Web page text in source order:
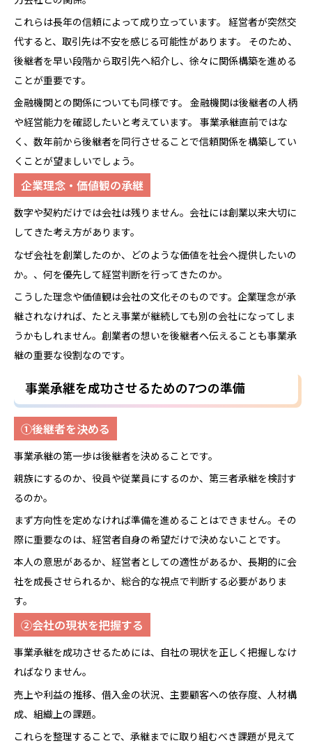
これらは長年の信頼によって成り立っています。 経営者が突然交
代すると、取引先は不安を感じる可能性があります。 そのため、
後継者を早い段階から取引先へ紹介し、徐々に関係構築を進める
ことが重要です。
金融機関との関係についても同様です。 金融機関は後継者の人柄
や経営能力を確認したいと考えています。 事業承継直前ではな
く、数年前から後継者を同行させることで信頼関係を構築してい
くことが望ましいでしょう。
企業理念・価値観の承継
数字や契約だけでは会社は残りません。会社には創業以来大切に
してきた考え方があります。
なぜ会社を創業したのか、どのような価値を社会へ提供したいの
か。、何を優先して経営判断を行ってきたのか。
こうした理念や価値観は会社の文化そのものです。企業理念が承
継されなければ、たとえ事業が継続しても別の会社になってしま
うかもしれません。創業者の想いを後継者へ伝えることも事業承
継の重要な役割なのです。
事業承継を成功させるための7つの準備
①後継者を決める
事業承継の第一歩は後継者を決めることです。
親族にするのか、役員や従業員にするのか、第三者承継を検討す
るのか。
まず方向性を定めなければ準備を進めることはできません。その
際に重要なのは、経営者自身の希望だけで決めないことです。
本人の意思があるか、経営者としての適性があるか、長期的に会
社を成長させられるか、総合的な視点で判断する必要がありま
す。
②会社の現状を把握する
事業承継を成功させるためには、自社の現状を正しく把握しなけ
ればなりません。
売上や利益の推移、借入金の状況、主要顧客への依存度、人材構
成、組織上の課題。
これらを整理することで、承継までに取り組むべき課題が見えて